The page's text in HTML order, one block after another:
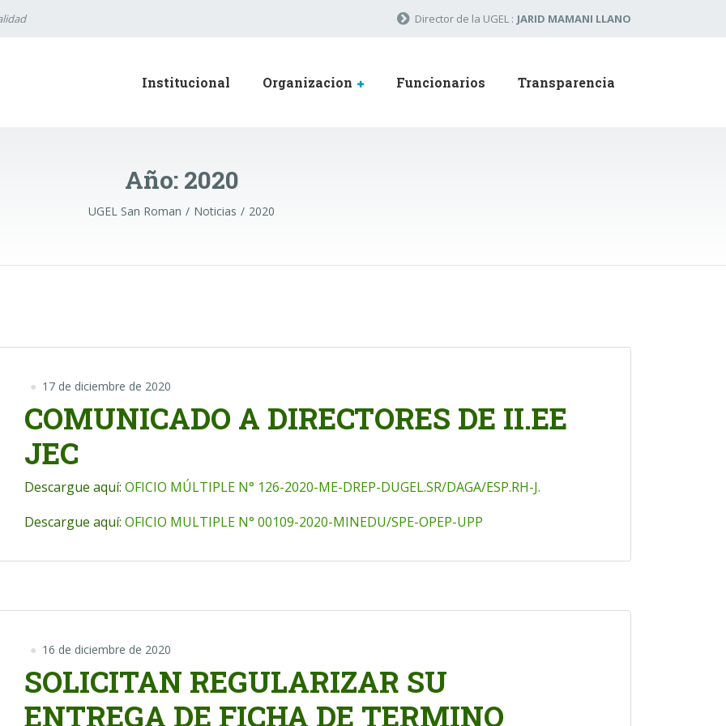
Director de la UGEL : JARID MAMANI LLANO
Institucional Organizacion Funcionarios Transparencia
Año: 2020
UGEL San Roman Noticias 2020
17 de diciembre de 2020
COMUNICADO A DIRECTORES DE II.EE
JEC
Descargue aquí: OFICIO MÚLTIPLE N° 126-2020-ME-DREP-DUGEL.SR/DAGA/ESP.RH-J.
Descargue aquí: OFICIO MULTIPLE N° 00109-2020-MINEDU/SPE-OPEP-UPP
16 de diciembre de 2020
SOLICITAN REGULARIZAR SU
ENTREGA DE FICHA DE TERMINO